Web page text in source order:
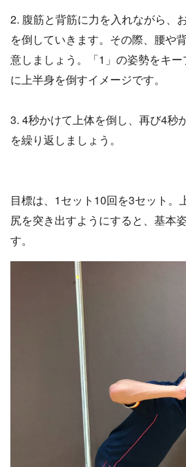
2. 腹筋と背筋に力を入れながら、
を倒していきます。その際、腰や
意しましょう。「1」の姿勢をキ
に上半身を倒すイメージです。
3. 4秒かけて上体を倒し、再び4秒
を繰り返しましょう。
目標は、1セット10回を3セット。
尻を突き出すようにすると、基本
す。